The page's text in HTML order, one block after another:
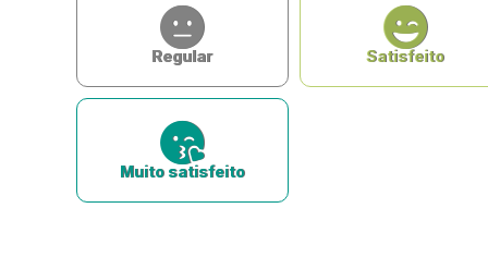
Regular Satisfeito
Muito satisfeito